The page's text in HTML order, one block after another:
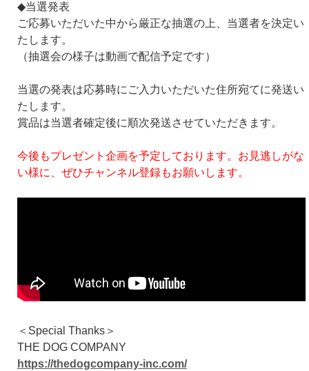
◆当選発表
ご応募いただいた中から厳正な抽選の上、当選者を決定い
たします。
（抽選会の様子は動画で配信予定です）
当選の発表は応募時にご入力いただいた住所宛てに発送い
たします。
賞品は当選者確定後に順次発送させていただきます。
今後もプレゼント企画を予定しております。お見逃しがな
い様に、ぜひチャンネル登録もお願いします。
＜Special Thanks＞
THE DOG COMPANY
https://thedogcompany-inc.com/